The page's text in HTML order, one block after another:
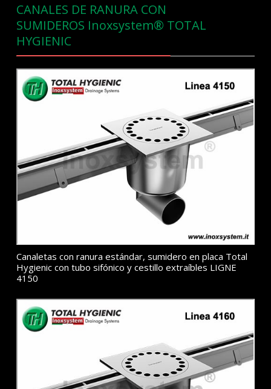
CANALES DE RANURA CON
SUMIDEROS Inoxsystem® TOTAL
HYGIENIC
Canaletas con ranura estándar, sumidero en placa Total
Hygienic con tubo sifónico y cestillo extraíbles LIGNE
4150